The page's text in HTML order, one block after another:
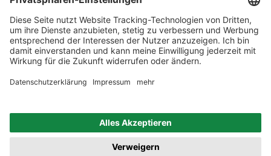
Beratung unter
1.000 Winzer –
Weinhändler
des Jahres 2022
Zurück